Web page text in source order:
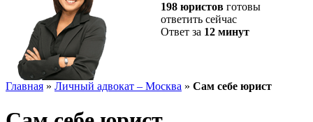
198 юристов готовы
ответить сейчас
Ответ за 12 минут
Главная » Личный адвокат – Москва » Сам себе юрист